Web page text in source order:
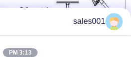
sales001
3:13 PM